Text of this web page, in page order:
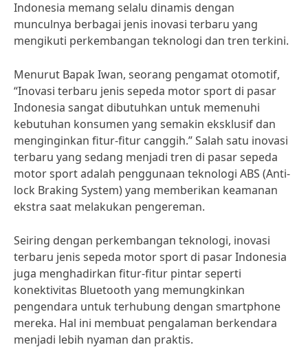
Indonesia memang selalu dinamis dengan
munculnya berbagai jenis inovasi terbaru yang
mengikuti perkembangan teknologi dan tren terkini.
Menurut Bapak Iwan, seorang pengamat otomotif,
“Inovasi terbaru jenis sepeda motor sport di pasar
Indonesia sangat dibutuhkan untuk memenuhi
kebutuhan konsumen yang semakin eksklusif dan
menginginkan fitur-fitur canggih.” Salah satu inovasi
terbaru yang sedang menjadi tren di pasar sepeda
motor sport adalah penggunaan teknologi ABS (Anti-
lock Braking System) yang memberikan keamanan
ekstra saat melakukan pengereman.
Seiring dengan perkembangan teknologi, inovasi
terbaru jenis sepeda motor sport di pasar Indonesia
juga menghadirkan fitur-fitur pintar seperti
konektivitas Bluetooth yang memungkinkan
pengendara untuk terhubung dengan smartphone
mereka. Hal ini membuat pengalaman berkendara
menjadi lebih nyaman dan praktis.